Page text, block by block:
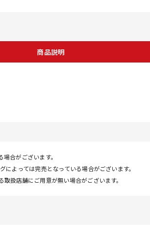
商品説明
合がございます。
よっては完売となっている場合がございます。
扱店舗にご用意が無い場合がございます。